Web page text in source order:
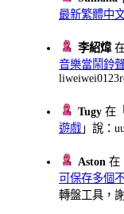
最新繁體中
李紹煒
音樂當鬧鈴
Tugy 在「
遊戲 」說：
Aston 在
可保存多個
轉盤工具，